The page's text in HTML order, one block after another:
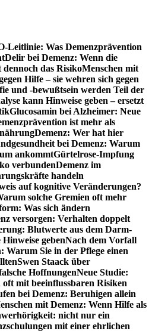
Leitlinie: Was Demenzprävention
Delir bei Demenz: Wenn die
das RisikoMenschen mit
Hilfe – sie wehren sich gegen
und -bewußtsein werden Teil der
kann Hinweise geben – ersetzt
Glucosamin bei Alzheimer: Neue
ist mehr als
Demenz: Wer hat hier
bei Demenz: Warum
ankommtGürtelrose-Impfung
verbundenDemenz im
handeln
auf kognitive Veränderungen?
solche Gremien oft mehr
Was sich ändern
versorgen: Verhalten doppelt
Blutwerte aus dem Darm-
gebenNach dem Vorfall
Warum Sie in der Pflege einen
Swen Staack über
HoffnungenNeue Studie:
mit beeinflussbaren Risiken
bei Demenz: Beruhigen allein
mit Demenz: Wenn Hilfe als
nicht nur ein
mit einer ehrlichen